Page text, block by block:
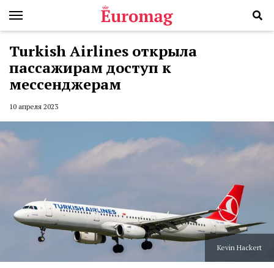
Turkish Airlines открыла
пассажирам доступ к
мессенджерам
10 апреля 2023
Kevin Hackert